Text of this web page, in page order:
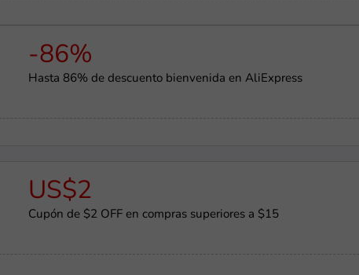
-86%
Hasta 86% de descuento bienvenida en AliExpress
US$2
Cupón de $2 OFF en compras superiores a $15